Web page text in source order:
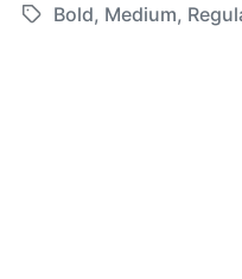
标
Bold, Medium,